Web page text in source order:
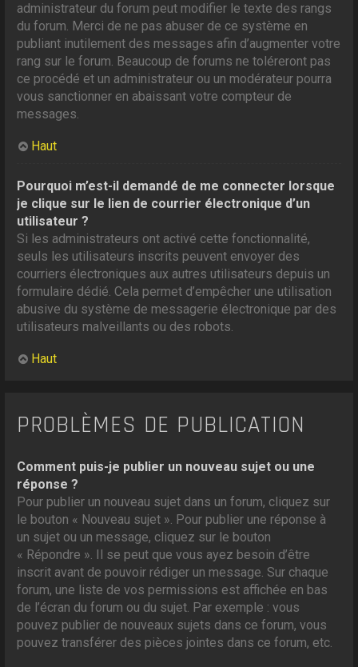
administrateur du forum peut modifier le texte des rangs
du forum. Merci de ne pas abuser de ce système en
publiant inutilement des messages afin d’augmenter votre
rang sur le forum. Beaucoup de forums ne toléreront pas
ce procédé et un administrateur ou un modérateur pourra
vous sanctionner en abaissant votre compteur de
messages.
Haut
Pourquoi m’est-il demandé de me connecter lorsque
je clique sur le lien de courrier électronique d’un
utilisateur ?
Si les administrateurs ont activé cette fonctionnalité,
seuls les utilisateurs inscrits peuvent envoyer des
courriers électroniques aux autres utilisateurs depuis un
formulaire dédié. Cela permet d’empêcher une utilisation
abusive du système de messagerie électronique par des
utilisateurs malveillants ou des robots.
Haut
PROBLÈMES DE PUBLICATION
Comment puis-je publier un nouveau sujet ou une
réponse ?
Pour publier un nouveau sujet dans un forum, cliquez sur
le bouton « Nouveau sujet ». Pour publier une réponse à
un sujet ou un message, cliquez sur le bouton
« Répondre ». Il se peut que vous ayez besoin d’être
inscrit avant de pouvoir rédiger un message. Sur chaque
forum, une liste de vos permissions est affichée en bas
de l’écran du forum ou du sujet. Par exemple : vous
pouvez publier de nouveaux sujets dans ce forum, vous
pouvez transférer des pièces jointes dans ce forum, etc.